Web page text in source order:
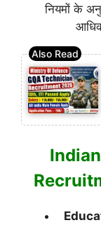
नियमों के